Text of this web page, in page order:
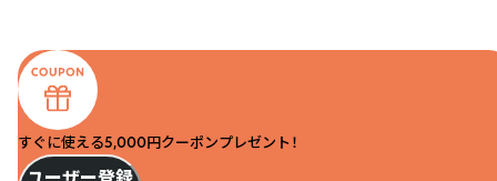
すぐに使える5,000円クーポンプレゼント！